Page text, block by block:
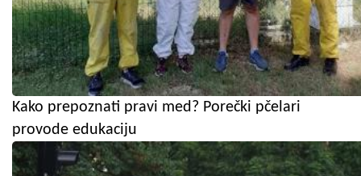
Kako prepoznati pravi med? Porečki pčelari
provode edukaciju